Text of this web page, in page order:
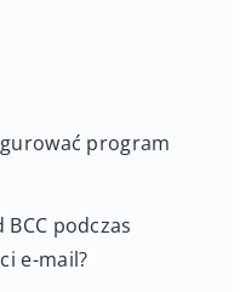
program
BCC podczas
e-mail?